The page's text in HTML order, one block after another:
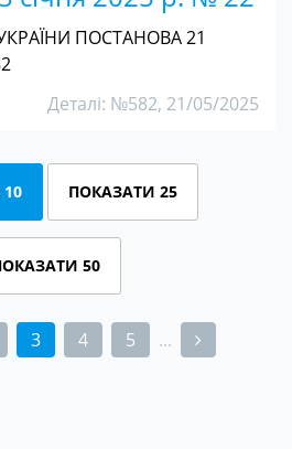
ПОСТАНОВА 21
Деталі: №582, 21/05/2025
ПОКАЗАТИ 25
50
3
4 5 ...